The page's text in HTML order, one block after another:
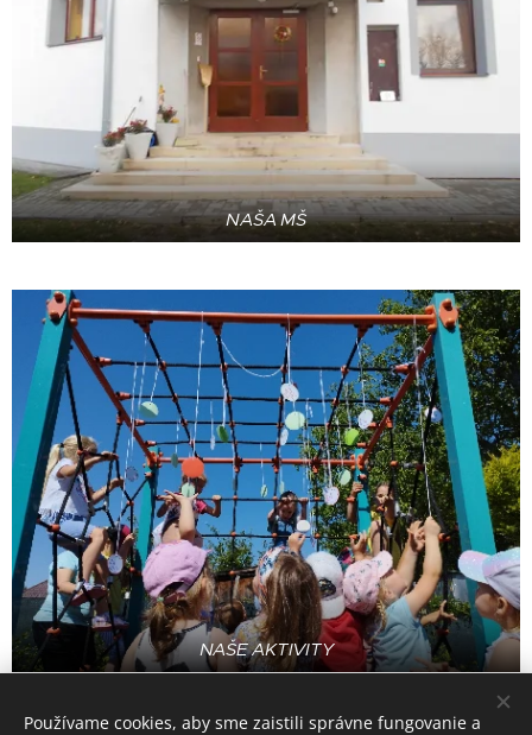
NAŠA MŠ
NAŠE AKTIVITY
Používame cookies, aby sme zaistili správne fungovanie a